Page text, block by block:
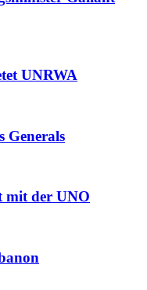
UNRWA
Generals
mit der UNO